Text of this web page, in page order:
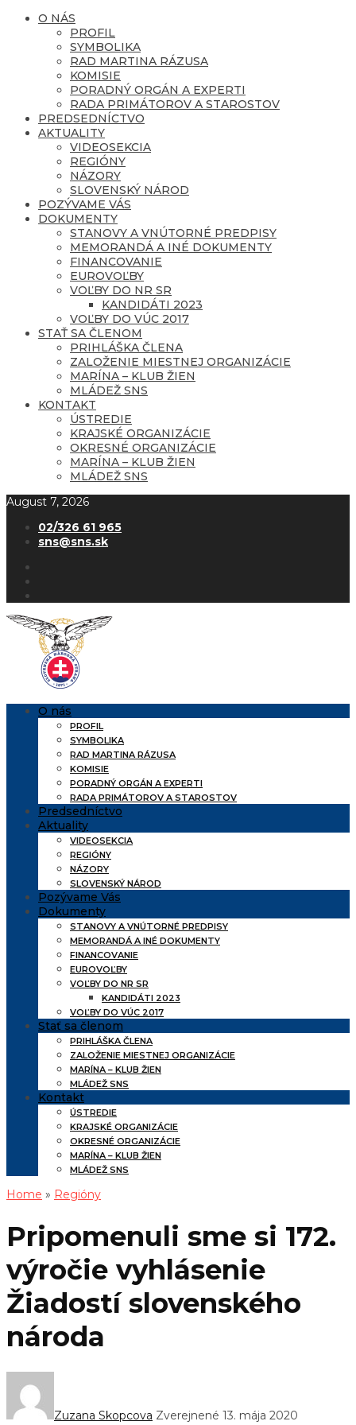
O NÁS
PROFIL
SYMBOLIKA
RAD MARTINA RÁZUSA
KOMISIE
PORADNÝ ORGÁN A EXPERTI
RADA PRIMÁTOROV A STAROSTOV
PREDSEDNÍCTVO
AKTUALITY
VIDEOSEKCIA
REGIÓNY
NÁZORY
SLOVENSKÝ NÁROD
POZÝVAME VÁS
DOKUMENTY
STANOVY A VNÚTORNÉ PREDPISY
MEMORANDÁ A INÉ DOKUMENTY
FINANCOVANIE
EUROVOĽBY
VOĽBY DO NR SR
KANDIDÁTI 2023
VOĽBY DO VÚC 2017
STAŤ SA ČLENOM
PRIHLÁŠKA ČLENA
ZALOŽENIE MIESTNEJ ORGANIZÁCIE
MARÍNA – KLUB ŽIEN
MLÁDEŽ SNS
KONTAKT
ÚSTREDIE
KRAJSKÉ ORGANIZÁCIE
OKRESNÉ ORGANIZÁCIE
MARÍNA – KLUB ŽIEN
MLÁDEŽ SNS
August 7, 2026
02/326 61 965
sns@sns.sk
O nás
PROFIL
SYMBOLIKA
RAD MARTINA RÁZUSA
KOMISIE
PORADNÝ ORGÁN A EXPERTI
RADA PRIMÁTOROV A STAROSTOV
Predsedníctvo
Aktuality
VIDEOSEKCIA
REGIÓNY
NÁZORY
SLOVENSKÝ NÁROD
Pozývame Vás
Dokumenty
STANOVY A VNÚTORNÉ PREDPISY
MEMORANDÁ A INÉ DOKUMENTY
FINANCOVANIE
EUROVOĽBY
VOĽBY DO NR SR
KANDIDÁTI 2023
VOĽBY DO VÚC 2017
Stať sa členom
PRIHLÁŠKA ČLENA
ZALOŽENIE MIESTNEJ ORGANIZÁCIE
MARÍNA – KLUB ŽIEN
MLÁDEŽ SNS
Kontakt
ÚSTREDIE
KRAJSKÉ ORGANIZÁCIE
OKRESNÉ ORGANIZÁCIE
MARÍNA – KLUB ŽIEN
MLÁDEŽ SNS
Home » Regióny
Pripomenuli sme si 172.
výročie vyhlásenie
Žiadostí slovenského
národa
Zuzana Skopcova Zverejnené 13. mája 2020